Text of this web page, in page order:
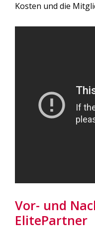
Kosten und die
Vor- und
ElitePartner